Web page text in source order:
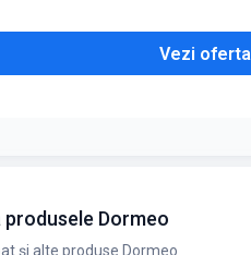
Vezi oferta
produse
produsele Dormeo
și alte produse Dormeo